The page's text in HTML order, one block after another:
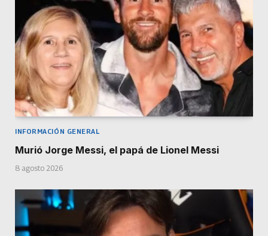
INFORMACIÓN GENERAL
Murió Jorge Messi, el papá de Lionel Messi
8 agosto 2026